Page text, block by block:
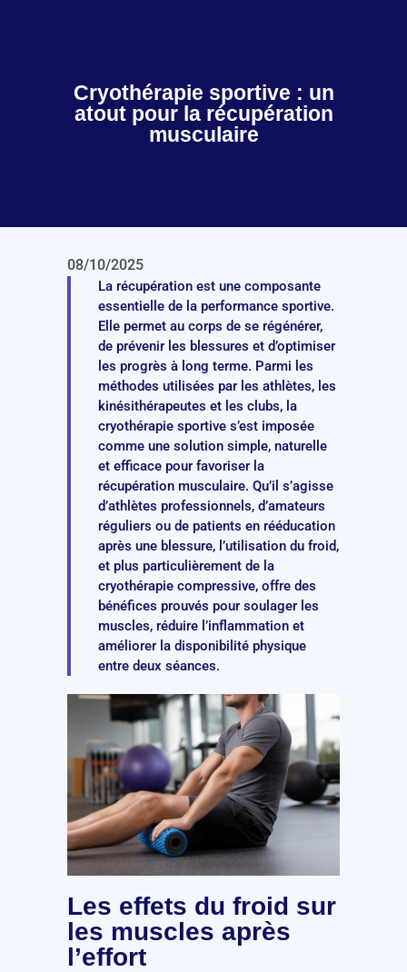
Cryothérapie sportive : un
atout pour la récupération
musculaire
08/10/2025
La récupération est une composante
essentielle de la performance sportive.
Elle permet au corps de se régénérer,
de prévenir les blessures et d’optimiser
les progrès à long terme. Parmi les
méthodes utilisées par les athlètes, les
kinésithérapeutes et les clubs, la
cryothérapie sportive s’est imposée
comme une solution simple, naturelle
et efficace pour favoriser la
récupération musculaire. Qu’il s’agisse
d’athlètes professionnels, d’amateurs
réguliers ou de patients en rééducation
après une blessure, l’utilisation du froid,
et plus particulièrement de la
cryothérapie compressive, offre des
bénéfices prouvés pour soulager les
muscles, réduire l’inflammation et
améliorer la disponibilité physique
entre deux séances.
Les effets du froid sur
les muscles après
l’effort